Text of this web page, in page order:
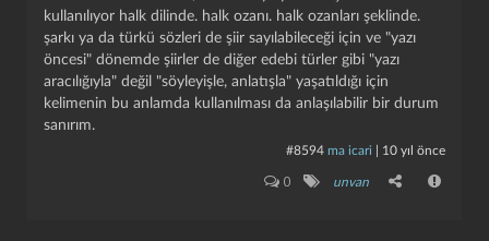
kullanılıyor halk dilinde. halk ozanı. halk ozanları şeklinde.
şarkı ya da türkü sözleri de şiir sayılabileceği için ve "yazı
öncesi" dönemde şiirler de diğer edebi türler gibi "yazı
aracılığıyla" değil "söyleyişle, anlatışla" yaşatıldığı için
kelimenin bu anlamda kullanılması da anlaşılabilir bir durum
sanırım.
#8594 ma icari 10 yıl önce
0 unvan